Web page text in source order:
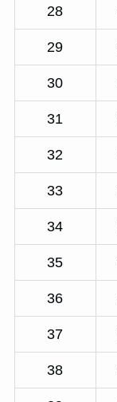
28
29
30
31
32
33
34
35
36
37
38